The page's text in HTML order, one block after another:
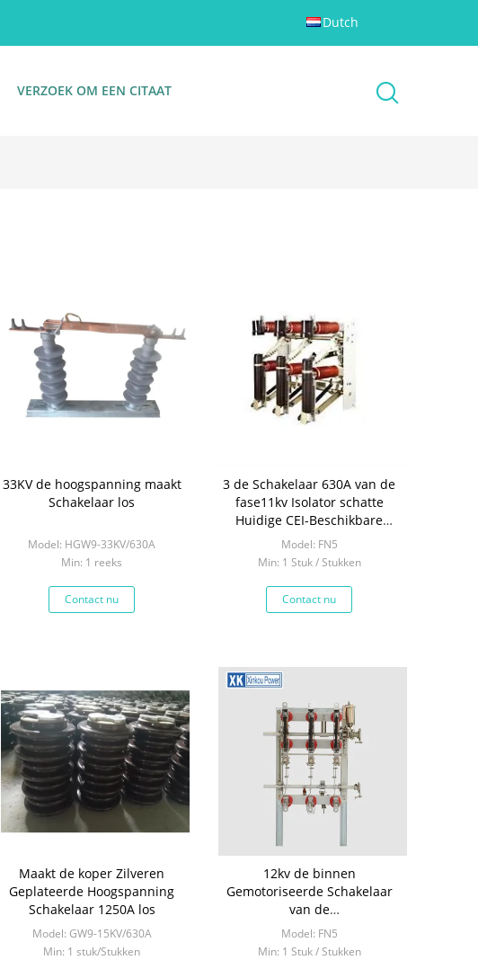
Dutch
VERZOEK OM EEN CITAAT
33KV de hoogspanning maakt
Schakelaar los
Model: HGW9-33KV/630A
Min: 1 reeks
Contact nu
3 de Schakelaar 630A van de
fase11kv Isolator schatte
Huidige CEI-Beschikbare
Norm
Model: FN5
Min: 1 Stuk / Stukken
Contact nu
Maakt de koper Zilveren
Geplateerde Hoogspanning
Schakelaar 1250A los
Model: GW9-15KV/630A
Min: 1 stuk/Stukken
12kv de binnen
Gemotoriseerde Schakelaar
van de
Ladingsonderbreking/3 Fase
Gesmolten Isolatorschakelaar
Model: FN5
Min: 1 Stuk / Stukken